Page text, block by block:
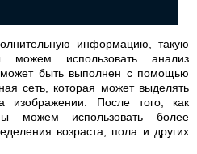
информацию, такую
использовать анализ
может быть выполнен с помощью
сеть, которая может выделять
После того, как
можем использовать более
возраста, пола и других